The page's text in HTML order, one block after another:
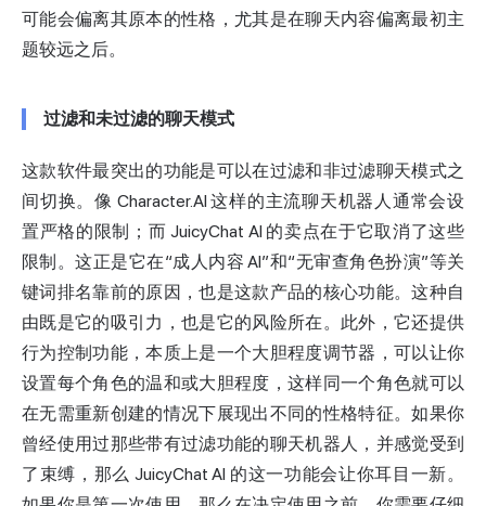
可能会偏离其原本的性格，尤其是在聊天内容偏离最初主
题较远之后。
过滤和未过滤的聊天模式
这款软件最突出的功能是可以在过滤和非过滤聊天模式之
间切换。像 Character.AI 这样的主流聊天机器人通常会设
置严格的限制；而 JuicyChat AI 的卖点在于它取消了这些
限制。这正是它在“成人内容 AI”和“无审查角色扮演”等关
键词排名靠前的原因，也是这款产品的核心功能。这种自
由既是它的吸引力，也是它的风险所在。此外，它还提供
行为控制功能，本质上是一个大胆程度调节器，可以让你
设置每个角色的温和或大胆程度，这样同一个角色就可以
在无需重新创建的情况下展现出不同的性格特征。如果你
曾经使用过那些带有过滤功能的聊天机器人，并感觉受到
了束缚，那么 JuicyChat AI 的这一功能会让你耳目一新。